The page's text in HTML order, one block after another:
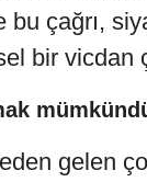
çağrı,
bir vicdan
gelen